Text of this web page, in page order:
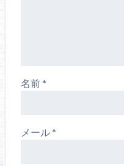
名前*
メール*